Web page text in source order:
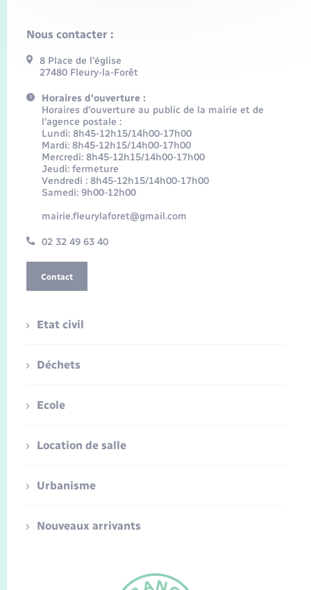
Nous contacter :
8 Place de l’église
27480 Fleury-la-Forêt
Horaires d'ouverture :
Horaires d’ouverture au public de la mairie et de
l’agence postale :
Lundi: 8h45-12h15/14h00-17h00
Mardi: 8h45-12h15/14h00-17h00
Mercredi: 8h45-12h15/14h00-17h00
Jeudi: fermeture
Vendredi : 8h45-12h15/14h00-17h00
Samedi: 9h00-12h00
mairie.fleurylaforet@gmail.com
02 32 49 63 40
Contact
Etat civil
Déchets
Ecole
Location de salle
Urbanisme
Nouveaux arrivants